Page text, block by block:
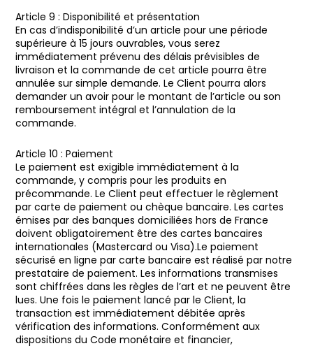
Article 9 : Disponibilité et présentation
En cas d’indisponibilité d’un article pour une période
supérieure à 15 jours ouvrables, vous serez
immédiatement prévenu des délais prévisibles de
livraison et la commande de cet article pourra être
annulée sur simple demande. Le Client pourra alors
demander un avoir pour le montant de l’article ou son
remboursement intégral et l’annulation de la
commande.
Article 10 : Paiement
Le paiement est exigible immédiatement à la
commande, y compris pour les produits en
précommande. Le Client peut effectuer le règlement
par carte de paiement ou chèque bancaire. Les cartes
émises par des banques domiciliées hors de France
doivent obligatoirement être des cartes bancaires
internationales (Mastercard ou Visa).Le paiement
sécurisé en ligne par carte bancaire est réalisé par notre
prestataire de paiement. Les informations transmises
sont chiffrées dans les règles de l’art et ne peuvent être
lues. Une fois le paiement lancé par le Client, la
transaction est immédiatement débitée après
vérification des informations. Conformément aux
dispositions du Code monétaire et financier,